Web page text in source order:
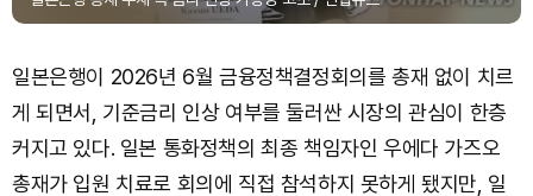
일본은행이 2026년 6월 금융정책결정회의를 총재 없이 치르
게 되면서, 기준금리 인상 여부를 둘러싼 시장의 관심이 한층
커지고 있다. 일본 통화정책의 최종 책임자인 우에다 가즈오
총재가 입원 치료로 회의에 직접 참석하지 못하게 됐지만, 일